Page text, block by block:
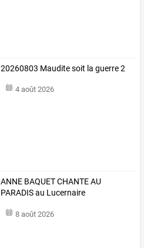
20260803 Maudite soit la guerre 2
4 août 2026
ANNE BAQUET CHANTE AU
PARADIS au Lucernaire
8 août 2026